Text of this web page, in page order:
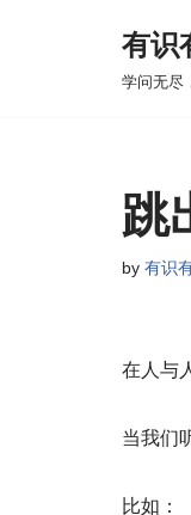
有识
学问无尽
跳
by 有识
在人与
当我们
比如：